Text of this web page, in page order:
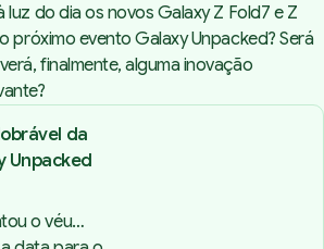
luz do dia os novos Galaxy Z Fold7 e Z
próximo evento Galaxy Unpacked? Será
finalmente, alguma inovação
da
Unpacked
o véu…